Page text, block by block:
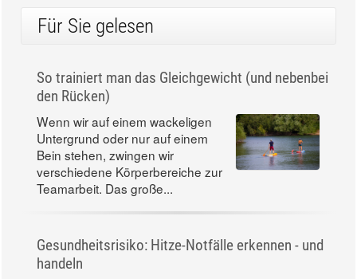
Für Sie gelesen
So trainiert man das Gleichgewicht (und nebenbei
den Rücken)
Wenn wir auf einem wackeligen
Untergrund oder nur auf einem
Bein stehen, zwingen wir
verschiedene Körperbereiche zur
Teamarbeit. Das große...
Gesundheitsrisiko: Hitze-Notfälle erkennen - und
handeln